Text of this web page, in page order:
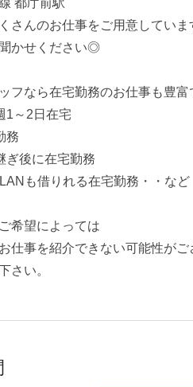
都庁前駅
さんのお仕事をご用意していま
かせください◎
フなら在宅勤務のお仕事も豊富
1～2日在宅
務
ぎ後に在宅勤務
も借りれる在宅勤務・・など
希望によっては
仕事を紹介できない可能性がご
さい。